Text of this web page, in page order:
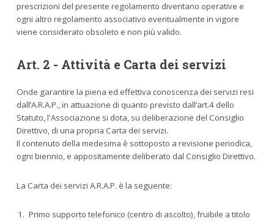
prescrizioni del presente regolamento diventano operative e
ogni altro regolamento associativo eventualmente in vigore
viene considerato obsoleto e non più valido.
Art. 2 - Attività e Carta dei servizi
Onde garantire la piena ed effettiva conoscenza dei servizi resi
dall’A.R.A.P., in attuazione di quanto previsto dall’art.4 dello
Statuto, l'Associazione si dota, su deliberazione del Consiglio
Direttivo, di una propria Carta dei servizi.
Il contenuto della medesima è sottoposto a revisione periodica,
ogni biennio, e appositamente deliberato dal Consiglio Direttivo.
La Carta dei servizi A.R.A.P. è la seguente:
Primo supporto telefonico (centro di ascolto), fruibile a titolo